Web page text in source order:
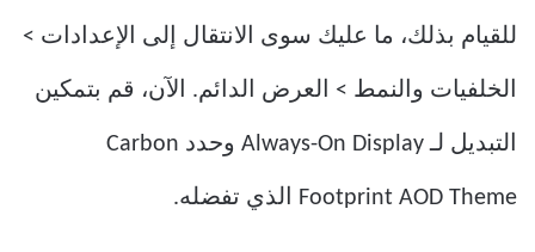
للقيام بذلك، ما عليك سوى الانتقال إلى الإعدادات >
الخلفيات والنمط > العرض الدائم. الآن، قم بتمكين
التبديل لـ Always-On Display وحدد Carbon
Footprint AOD Theme الذي تفضله.